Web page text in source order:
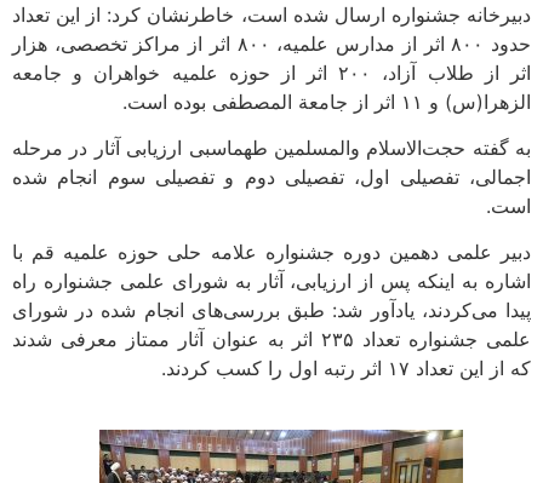
دبیرخانه جشنواره ارسال شده است، خاطرنشان کرد: از این تعداد
حدود ۸۰۰ اثر از مدارس علمیه، ۸۰۰ اثر از مراکز تخصصی، هزار
اثر از طلاب آزاد، ۲۰۰ اثر از حوزه علمیه خواهران و جامعه
الزهرا(س) و ۱۱ اثر از جامعة المصطفی بوده است.
به گفته حجت‌الاسلام والمسلمین طهماسبی ارزیابی آثار در مرحله
اجمالی، تفصیلی اول، تفصیلی دوم و تفصیلی سوم انجام شده
است.
دبیر علمی دهمین دوره جشنواره علامه حلی حوزه علمیه قم با
اشاره به اینکه پس از ارزیابی، آثار به شورای علمی جشنواره راه
پیدا می‌کردند، یادآور شد: طبق بررسی‌های انجام شده در شورای
علمی جشنواره تعداد ۲۳۵ اثر به عنوان آثار ممتاز معرفی شدند
که از این تعداد ۱۷ اثر رتبه اول را کسب کردند.